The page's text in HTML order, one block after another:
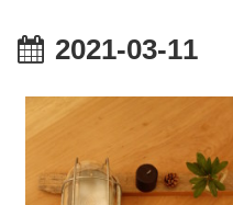
2021-03-11